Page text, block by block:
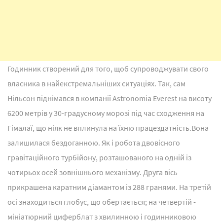
Годинник створений для того, щоб супроводжувати свого
власника в найекстремальніших ситуаціях. Так, сам
Нільсон піднімався в компанії Astronomia Everest на висоту
6200 метрів у 30-градусному морозі під час сходження на
Гімалаї, що ніяк не вплинула на їхню працездатність.Вона
залишилася бездоганною. Як і робота двовісного
гравітаційного турбійону, розташованого на одній із
чотирьох осей зовнішнього механізму. Друга вісь
прикрашена каратним діамантом із 288 гранями. На третій
осі знаходиться глобус, що обертається; на четвертій -
мініатюрний циферблат з хвилинною і годинниковою